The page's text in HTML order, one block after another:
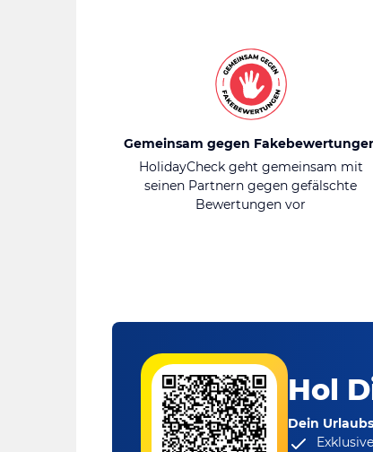
Gemeinsam gegen
HolidayCheck geht gemeinsam mit
seinen Partnern gegen gefälschte
Bewertungen vor
Hol
Dein